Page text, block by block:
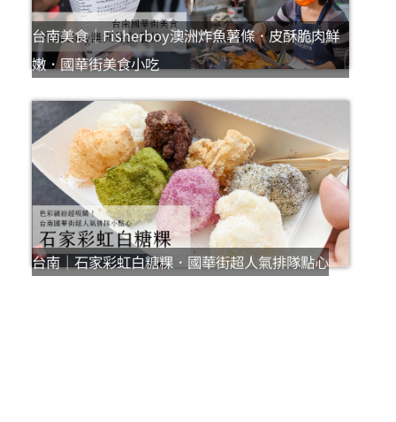
台南美食｜Fisherboy澳洲炸魚薯條．皮酥脆肉鮮
嫩．國華街美食小吃
台南｜石家彩虹白糖粿．國華街超人氣排隊點心